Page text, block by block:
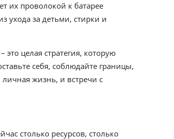
их проволокой к батарее
ухода за детьми, стирки и
целая стратегия, которую
себя, соблюдайте границы,
личная жизнь, и встречи с
столько ресурсов, столько